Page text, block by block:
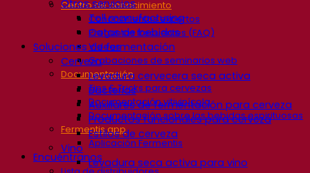
Centro de conocimiento
Conocimientos expertos
Preguntas frecuentes (FAQ)
Videos
Grabaciones de seminarios web
Documentación
Tips & Tricks para cervezas
Documentación vitivinícola
Documentación sobre las bebidas espirituosas
Fermentis app
Aplicación Fermentis
Encuéntranos
Otros servicios
Toll manufacturing
Catas de bebidas
Soluciones de fermentación
Cerveza
Levadura cervecera seca activa
Bacterias
Auxiliares de fermentación para cerveza
Productos funcionales para cerveza
Estilos de cerveza
Vino
Levadura seca activa para vino